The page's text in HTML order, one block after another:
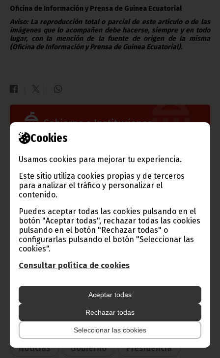
Cookies
Usamos cookies para mejorar tu experiencia.
Este sitio utiliza cookies propias y de terceros
para analizar el tráfico y personalizar el
contenido.
Puedes aceptar todas las cookies pulsando en el
botón "Aceptar todas", rechazar todas las cookies
pulsando en el botón "Rechazar todas" o
configurarlas pulsando el botón "Seleccionar las
cookies".
Consultar política de cookies
Aceptar todas
Rechazar todas
Seleccionar las cookies
Oficina de Información y Prensa de Guinea Ecuatorial
Aviso: La reproducción total o parcial de este artículo o de las
imágenes que lo acompañen debe hacerse, siempre y en todo
lugar, con la mención de la fuente de origen de la misma
(Oficina de Información y Prensa de Guinea Ecuatorial).
Gobierno e Instituciones
Información de Guinea Ecuatorial
TVGE
Radio Nacional de Guinea
Haz click aquí para escuchar ahora
CATEGORÍAS
Noticias Gobierno
Presidencia